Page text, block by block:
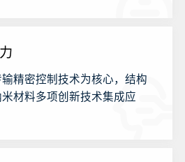
精密控制技术为核心，结构
材料多项创新技术集成应